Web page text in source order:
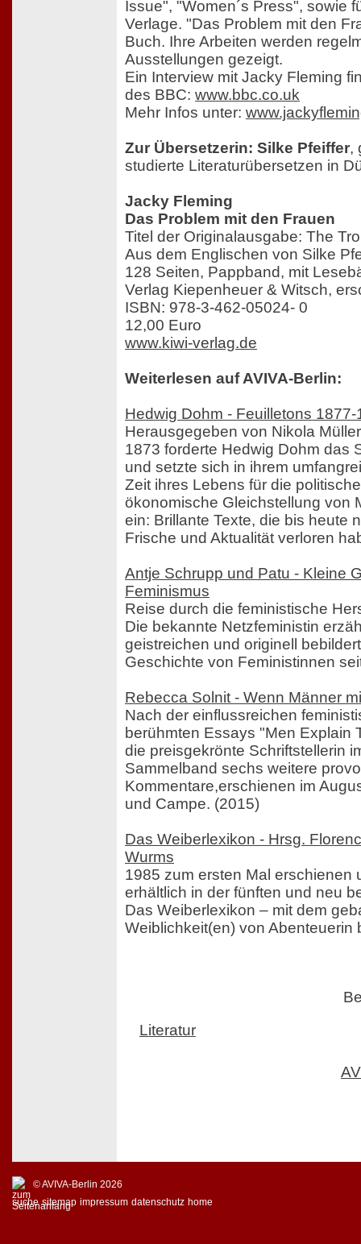
Issue", "Women´s Press", sowie
Verlage. "Das Problem mit den
Buch. Ihre Arbeiten werden
Ausstellungen gezeigt.
Ein Interview mit Jacky Fleming
des BBC: www.bbc.co.uk
Mehr Infos unter:
Zur Übersetzerin: Silke Pfeiffer,
studierte Literaturübersetzen in
Jacky Fleming
Das Problem mit den Frauen
Titel der Originalausgabe: The
Aus dem Englischen von Silke
128 Seiten, Pappband, mit
Verlag Kiepenheuer & Witsch,
ISBN: 978-3-462-05024- 0
12,00 Euro
www.kiwi-verlag.de
Weiterlesen auf AVIVA-Berlin:
Hedwig Dohm - Feuilletons 1877-
Herausgegeben von Nikola
1873 forderte Hedwig Dohm das
und setzte sich in ihrem
Zeit ihres Lebens für die
ökonomische Gleichstellung von
ein: Brillante Texte, die bis heute
Frische und Aktualität verloren
Antje Schrupp und Patu - Kleine
Feminismus
Reise durch die feministische
Die bekannte Netzfeministin
geistreichen und originell
Geschichte von Feministinnen
Rebecca Solnit - Wenn Männer
Nach der einflussreichen
berühmten Essays "Men Explain
die preisgekrönte Schriftstellerin
Sammelband sechs weitere
Kommentare,erschienen im
und Campe. (2015)
Das Weiberlexikon - Hrsg.
Wurms
1985 zum ersten Mal erschienen
erhältlich in der fünften und neu
Das Weiberlexikon – mit dem
Weiblichkeit(en) von Abenteuerin
Literatur
© AVIVA-Berlin 2026
suche sitemap impressum datenschutz home